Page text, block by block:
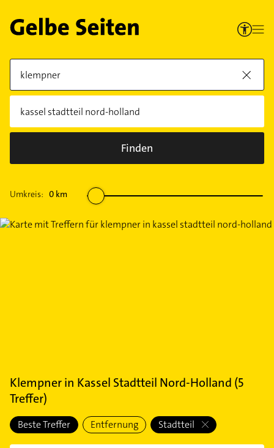
Finden
Umkreis: 0 km
Klempnerin Kassel Stadtteil Nord-Holland (5
Treffer)
Beste Treffer Entfernung Stadtteil